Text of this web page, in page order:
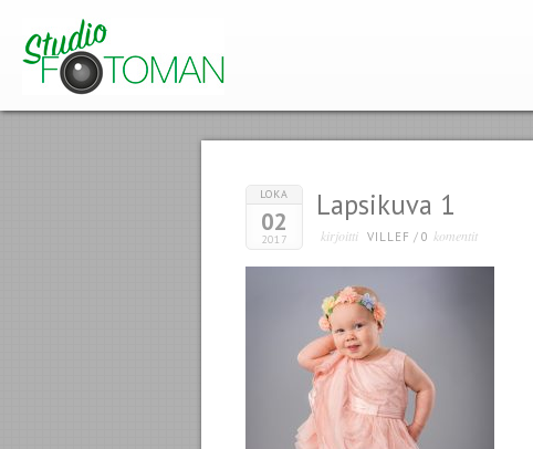
LOKA
02
2017
Lapsikuva 1
kirjoitti VILLEF / 0 komentit